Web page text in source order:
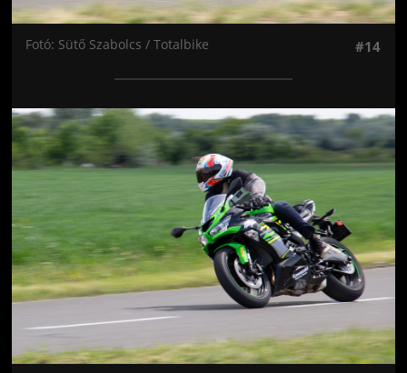
Fotó: Sütő Szabolcs / Totalbike #14
Jön még kép!